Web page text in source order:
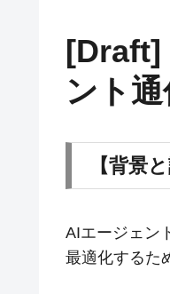
[Draft]
ント
【背景
AIエージェン
最適化するた